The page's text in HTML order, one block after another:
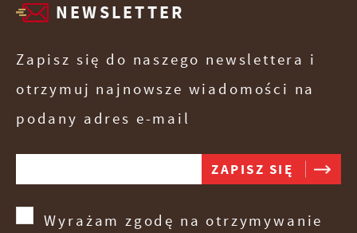
NEWSLETTER
Zapisz się do naszego newslettera i
otrzymuj najnowsze wiadomości na
podany adres e-mail
Wyrażam zgodę na otrzymywanie